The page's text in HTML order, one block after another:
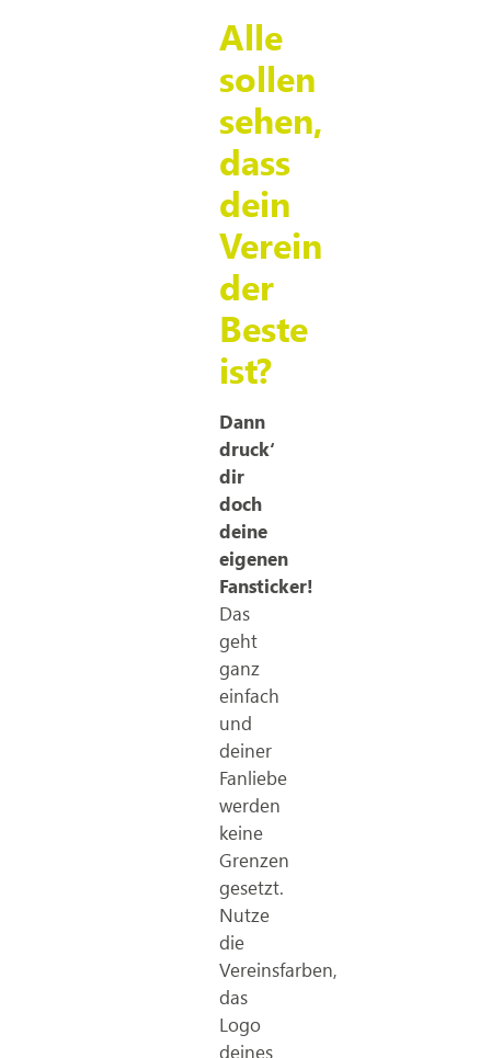
Alle
sollen
sehen,
dass
dein
Verein
der
Beste
ist?
Dann
druck‘
dir
doch
deine
eigenen
Fansticker!
Das
geht
ganz
einfach
und
deiner
Fanliebe
werden
keine
Grenzen
gesetzt.
Nutze
die
Vereinsfarben,
das
Logo
deines